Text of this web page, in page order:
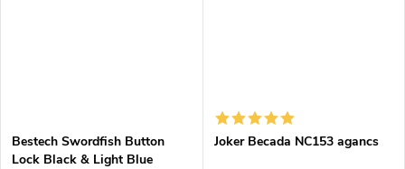
Bestech Swordfish Button
Lock Black & Light Blue
Joker Becada NC153 agancs